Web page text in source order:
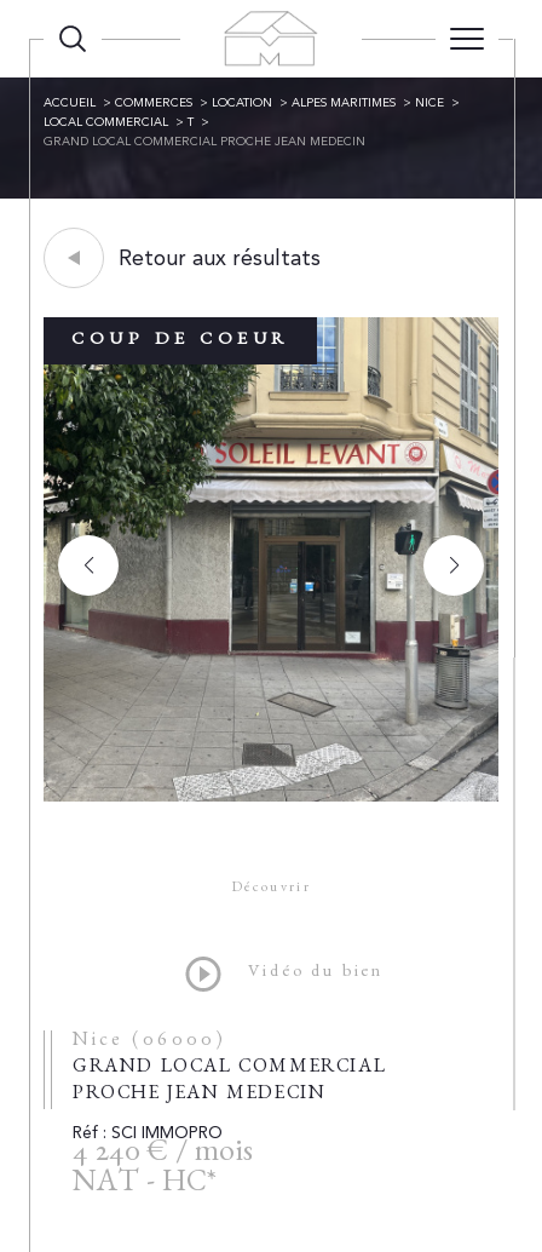
ACCUEIL COMMERCES LOCATION ALPES MARITIMES
NICE
LOCAL COMMERCIAL
T
GRAND LOCAL COMMERCIAL PROCHE JEAN MEDECIN
Retour aux résultats
COUP DE COEUR
Découvrir
Vidéo du bien
Nice (06000)
GRAND LOCAL COMMERCIAL
PROCHE JEAN MEDECIN
Réf : SCI IMMOPRO
4 240 € / mois
NAT - HC*